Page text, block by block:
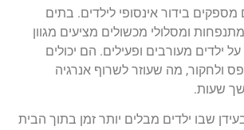
מספקים בידור אינסופי לילדים. בתים
ומסלולי מכשולים מציעים מגוון
ילדים מעורבים ופעילים. הם יכולים
ולחקור, מה שעוזר לשרוף אנרגיה
שעות.
בעידן שבו ילדים מבלים יותר זמן בתוך הבית